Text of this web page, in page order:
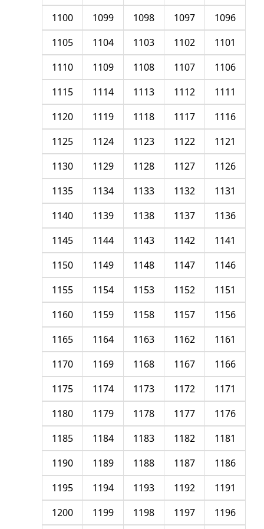
1096
1097
1098
1099
1100
1101
1102
1103
1104
1105
1106
1107
1108
1109
1110
1111
1112
1113
1114
1115
1116
1117
1118
1119
1120
1121
1122
1123
1124
1125
1126
1127
1128
1129
1130
1131
1132
1133
1134
1135
1136
1137
1138
1139
1140
1141
1142
1143
1144
1145
1146
1147
1148
1149
1150
1151
1152
1153
1154
1155
1156
1157
1158
1159
1160
1161
1162
1163
1164
1165
1166
1167
1168
1169
1170
1171
1172
1173
1174
1175
1176
1177
1178
1179
1180
1181
1182
1183
1184
1185
1186
1187
1188
1189
1190
1191
1192
1193
1194
1195
1196
1197
1198
1199
1200